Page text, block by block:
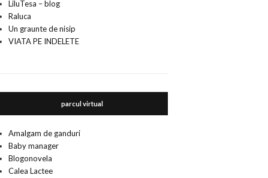
LiluTesa – blog
Raluca
Un graunte de nisip
VIATA PE INDELETE
parcul virtual
Amalgam de ganduri
Baby manager
Blogonovela
Calea Lactee